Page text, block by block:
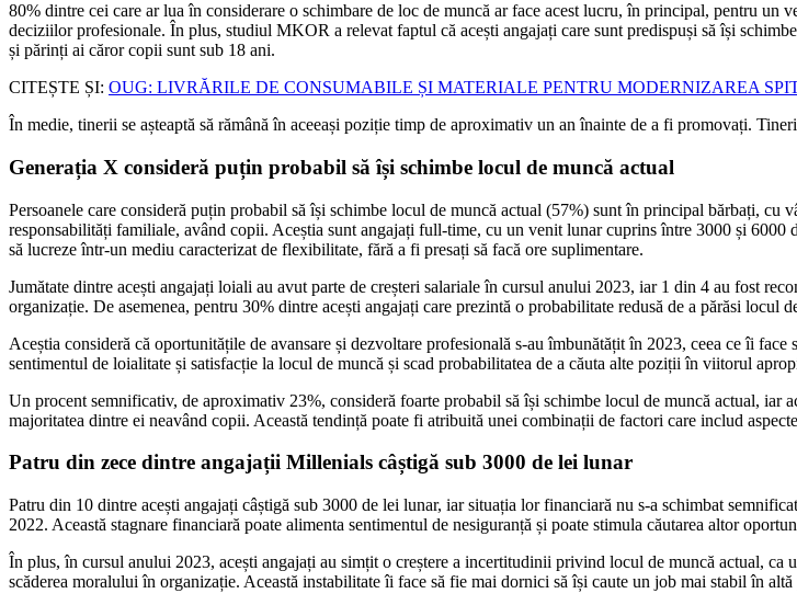
80% dintre cei care ar lua în considerare o schimbare de loc de muncă ar face acest lucru, în principal, pentru
deciziilor profesionale. În plus, studiul MKOR a relevat faptul că acești angajați care sunt predispuși să își
și părinți ai căror copii sunt sub 18 ani.
CITEȘTE ȘI: OUG: LIVRĂRILE DE CONSUMABILE ȘI MATERIALE PENTRU MODERNIZAREA
În medie, tinerii se așteaptă să rămână în aceeași poziție timp de aproximativ un an înainte de a fi promovați.
Generația X consideră puțin probabil să își schimbe locul de muncă actual
Persoanele care consideră puțin probabil să își schimbe locul de muncă actual (57%) sunt în principal bărbați, cu
responsabilități familiale, având copii. Aceștia sunt angajați full-time, cu un venit lunar cuprins între 3000 și
să lucreze într-un mediu caracterizat de flexibilitate, fără a fi presați să facă ore suplimentare.
Jumătate dintre acești angajați loiali au avut parte de creșteri salariale în cursul anului 2023, iar 1 din 4 au fost
organizație. De asemenea, pentru 30% dintre acești angajați care prezintă o probabilitate redusă de a părăsi locul
Aceștia consideră că oportunitățile de avansare și dezvoltare profesională s-au îmbunătățit în 2023, ceea ce îi
sentimentul de loialitate și satisfacție la locul de muncă și scad probabilitatea de a căuta alte poziții în viitorul
Un procent semnificativ, de aproximativ 23%, consideră foarte probabil să își schimbe locul de muncă actual, iar
majoritatea dintre ei neavând copii. Această tendință poate fi atribuită unei combinații de factori care includ
Patru din zece dintre angajații Millenials câștigă sub 3000 de lei lunar
Patru din 10 dintre acești angajați câștigă sub 3000 de lei lunar, iar situația lor financiară nu s-a schimbat
2022. Această stagnare financiară poate alimenta sentimentul de nesiguranță și poate stimula căutarea altor
În plus, în cursul anului 2023, acești angajați au simțit o creștere a incertitudinii privind locul de muncă actual,
scăderea moralului în organizație. Această instabilitate îi face să fie mai dornici să își caute un job mai stabil în altă